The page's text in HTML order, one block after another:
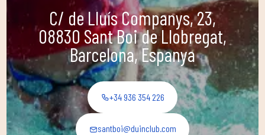
C/ de Lluís Companys, 23,
08830 Sant Boi de Llobregat,
Barcelona, Espanya
+34 936 354 226
santboi@duinclub.com